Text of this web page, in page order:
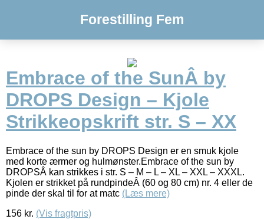
Forestilling Fem
Embrace of the SunÂ by
DROPS Design – Kjole
Strikkeopskrift str. S – XX
Embrace of the sun by DROPS Design er en smuk kjole
med korte ærmer og hulmønster.Embrace of the sun by
DROPSÂ kan strikkes i str. S – M – L – XL – XXL – XXXL.
Kjolen er strikket på rundpindeÂ (60 og 80 cm) nr. 4 eller de
pinde der skal til for at matc (Læs mere)
156 kr. (Vis fragtpris)